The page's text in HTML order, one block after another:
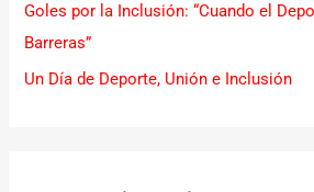
Goles por la Inclusión: “Cuando el
Barreras”
Un Día de Deporte, Unión e Inclusión